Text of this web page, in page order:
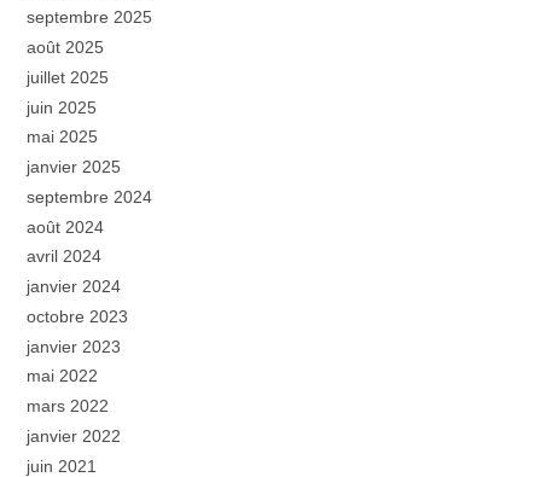
septembre 2025
août 2025
juillet 2025
juin 2025
mai 2025
janvier 2025
septembre 2024
août 2024
avril 2024
janvier 2024
octobre 2023
janvier 2023
mai 2022
mars 2022
janvier 2022
juin 2021